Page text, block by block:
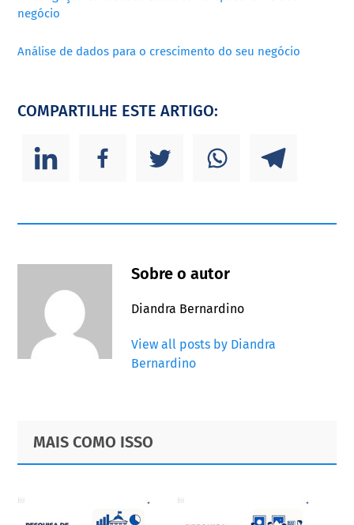
negócio
Análise de dados para o crescimento do seu negócio
COMPARTILHE ESTE ARTIGO:
Sobre o autor
Diandra Bernardino
View all posts by Diandra
Bernardino
Primary
Sidebar
Footer
MAIS COMO ISSO